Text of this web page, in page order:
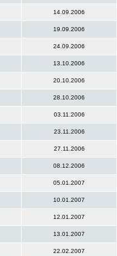
14.09.2006
19.09.2006
24.09.2006
13.10.2006
20.10.2006
28.10.2006
03.11.2006
23.11.2006
27.11.2006
08.12.2006
05.01.2007
10.01.2007
12.01.2007
13.01.2007
22.02.2007